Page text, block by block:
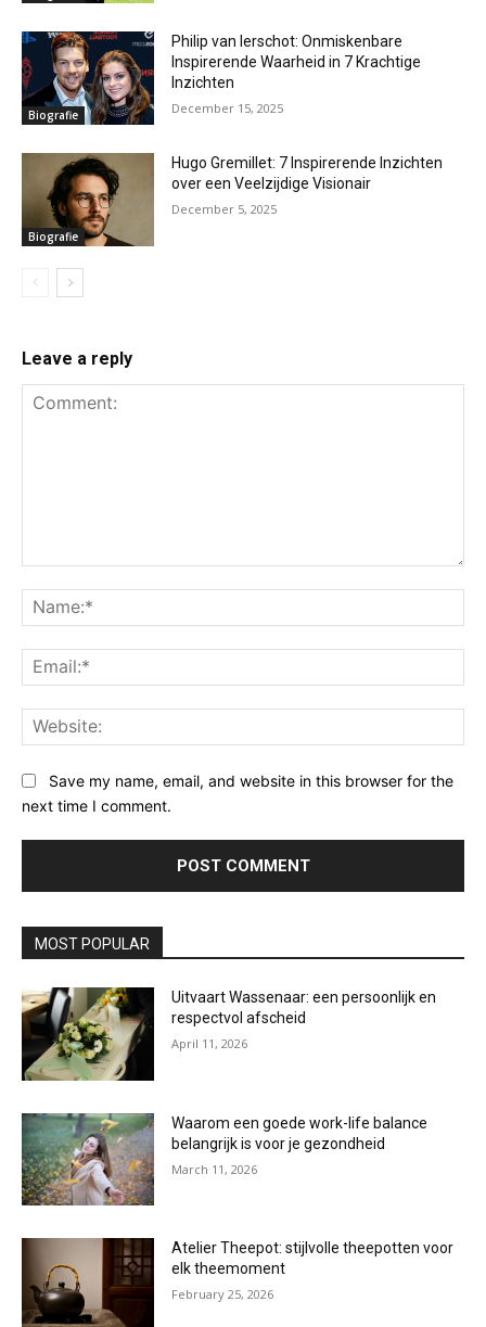
Biografie
Philip van Ierschot: Onmiskenbare
Inspirerende Waarheid in 7 Krachtige
Inzichten
December 15, 2025
Biografie
Hugo Gremillet: 7 Inspirerende Inzichten
over een Veelzijdige Visionair
December 5, 2025
Leave a reply
Save my name, email, and website in this browser for the
next time I comment.
MOST POPULAR
Uitvaart Wassenaar: een persoonlijk en
respectvol afscheid
April 11, 2026
Waarom een goede work-life balance
belangrijk is voor je gezondheid
March 11, 2026
Atelier Theepot: stijlvolle theepotten voor
elk theemoment
February 25, 2026